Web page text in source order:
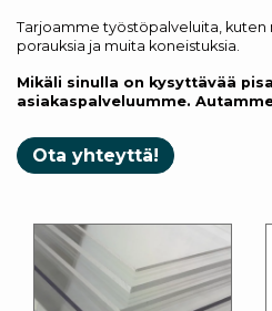
Tarjoamme työstöpalveluita, kuten
porauksia ja muita koneistuksia.
Mikäli sinulla on kysyttävää
asiakaspalveluumme.
Ota yhteyttä!